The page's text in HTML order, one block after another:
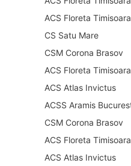
ACS Floreta Timisoara
CS Satu Mare
CSM Corona Brasov
ACS Floreta Timisoara
ACS Atlas Invictus
ACSS Aramis
CSM Corona Brasov
ACS Floreta Timisoara
ACS Atlas Invictus